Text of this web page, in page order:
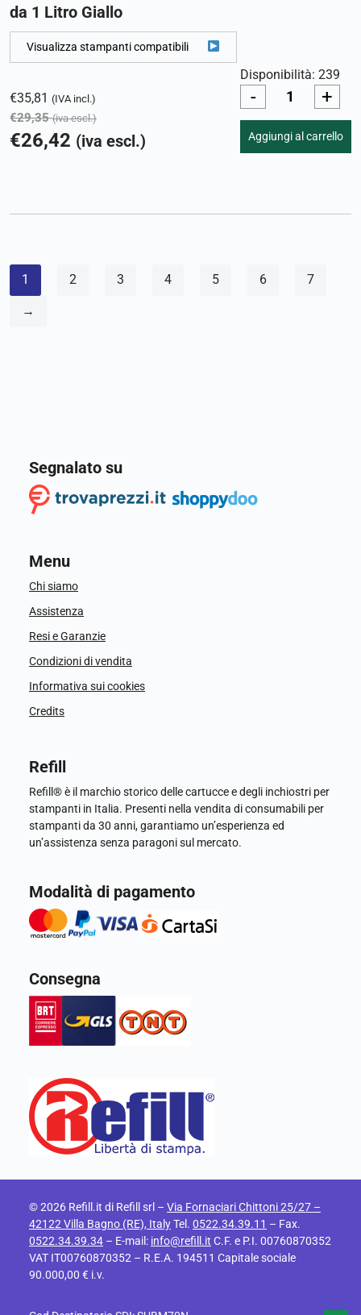
da 1 Litro Giallo
Visualizza stampanti compatibili
€35,81 (IVA incl.)
€29,35 (iva escl.)
€26,42 (iva escl.)
Disponibilità: 239
- +
Aggiungi al carrello
1 2 3 4 5 6 7
→
Segnalato su
Menu
Chi siamo
Assistenza
Resi e Garanzie
Condizioni di vendita
Informativa sui cookies
Credits
Refill
Refill® è il marchio storico delle cartucce e degli inchiostri per
stampanti in Italia. Presenti nella vendita di consumabili per
stampanti da 30 anni, garantiamo un’esperienza ed
un’assistenza senza paragoni sul mercato.
Modalità di pagamento
Consegna
© 2026 Refill.it di Refill srl – Via Fornaciari Chittoni 25/27 –
42122 Villa Bagno (RE), ItalyTel. 0522.34.39.11 – Fax.
0522.34.39.34 – E-mail: info@refill.it C.F. e P.I. 00760870352
VAT IT00760870352 – R.E.A. 194511 Capitale sociale
90.000,00 € i.v.